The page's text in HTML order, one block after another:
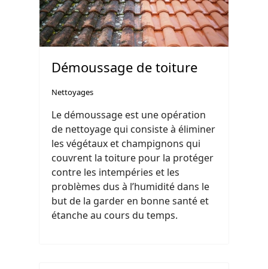
Démoussage de toiture
Nettoyages
Le démoussage est une opération
de nettoyage qui consiste à éliminer
les végétaux et champignons qui
couvrent la toiture pour la protéger
contre les intempéries et les
problèmes dus à l’humidité dans le
but de la garder en bonne santé et
étanche au cours du temps.